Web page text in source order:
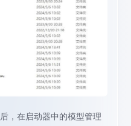
后，在启动器中的模型管理